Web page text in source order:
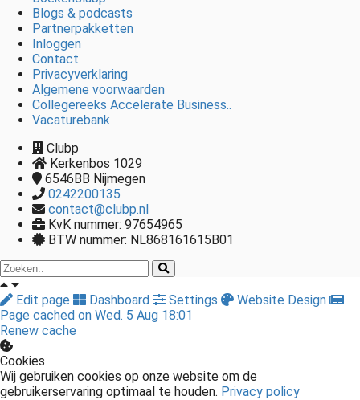
Blogs & podcasts
Partnerpakketten
Inloggen
Contact
Privacyverklaring
Algemene voorwaarden
Collegereeks Accelerate Business..
Vacaturebank
Clubp
Kerkenbos 1029
6546BB Nijmegen
0242200135
contact@clubp.nl
KvK nummer: 97654965
BTW nummer: NL868161615B01
Edit page Dashboard Settings
Website Design
Page cached on Wed. 5 Aug 18:01
Renew cache
Cookies
Wij gebruiken cookies op onze website om de
gebruikerservaring optimaal te houden. Privacy policy